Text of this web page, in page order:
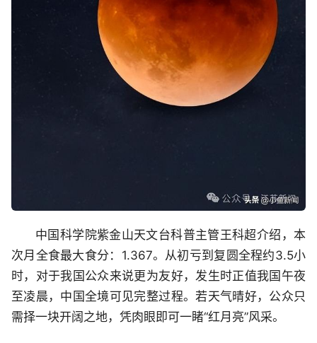
中国科学院紫金山天文台科普主管王科超介绍，本
次月全食最大食分：1.367。从初亏到复圆全程约3.5小
时，对于我国公众来说更为友好，发生时正值我国午夜
至凌晨，中国全境可见完整过程。若天气晴好，公众只
需择一块开阔之地，凭肉眼即可一睹“红月亮”风采。